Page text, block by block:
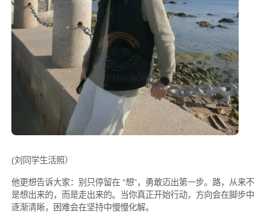
(刘同学生活照）
他更想告诉大家：别只停留在 “想”，勇敢迈出第一步。路，从来不
是想出来的，而是走出来的。当你真正开始行动，方向会在脚步中
逐渐清晰，困难会在坚持中慢慢化解。